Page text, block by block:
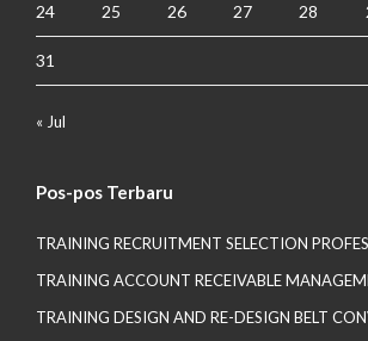
24 25 26 27 28
31
« Jul
Pos-pos Terbaru
TRAINING RECRUITMENT SELECTION
TRAINING ACCOUNT RECEIVABLE
TRAINING DESIGN AND RE-DESIGN BELT